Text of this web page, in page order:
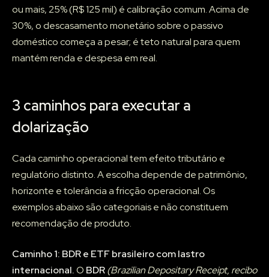
ou mais, 25% (R$ 125 mil) é calibração comum. Acima de
30%, o descasamento monetário sobre o passivo
doméstico começa a pesar; é teto natural para quem
mantém renda e despesa em real.
3 caminhos para executar a
dolarização
Cada caminho operacional tem efeito tributário e
regulatório distinto. A escolha depende de patrimônio,
horizonte e tolerância a fricção operacional. Os
exemplos abaixo são categoriais e não constituem
recomendação de produto.
Caminho 1: BDR e ETF brasileiro com lastro
internacional.O BDR(Brazilian Depositary Receipt, recibo